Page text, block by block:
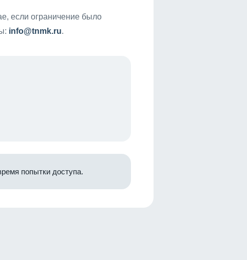
если ограничение было
info@tnmk.ru.
попытки доступа.